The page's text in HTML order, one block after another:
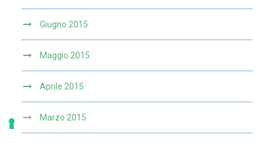
Giugno 2015
Maggio 2015
Aprile 2015
Marzo 2015